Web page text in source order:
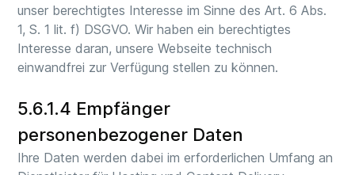
unser berechtigtes Interesse im Sinne des Art. 6 Abs.
1, S. 1 lit. f) DSGVO. Wir haben ein berechtigtes
Interesse daran, unsere Webseite technisch
einwandfrei zur Verfügung stellen zu können.
5.6.1.4 Empfänger
personenbezogener Daten
Ihre Daten werden dabei im erforderlichen Umfang an